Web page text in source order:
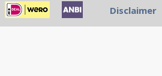
Disclaimer